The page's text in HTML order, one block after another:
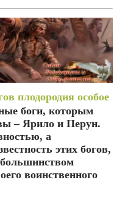
плодородия особое
боги, которым
– Ярило и Перун.
а
этих богов,
воинственного